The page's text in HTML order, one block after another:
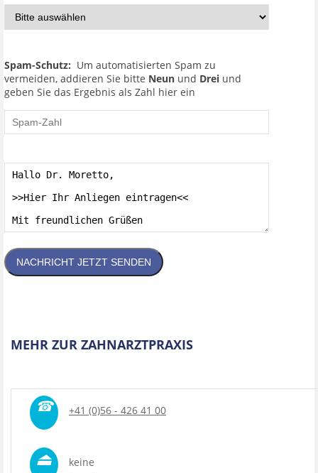
Spam-Schutz: Um automatisierten Spam zu
vermeiden, addieren Sie bitte Neun und Drei und
geben Sie das Ergebnis als Zahl hier ein
NACHRICHT JETZT SENDEN
MEHR ZUR ZAHNARZTPRAXIS
☎ +41 (0)56 - 426 41 00
⏏
keine